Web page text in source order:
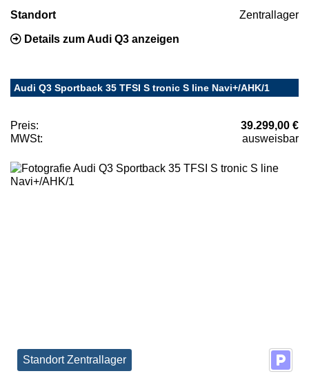
Standort Zentrallager
Details zum Audi Q3 anzeigen
Audi Q3 Sportback 35 TFSI S tronic S line Navi+/AHK/1
Preis:
39.299,00 €
MWSt:
ausweisbar
Standort Zentrallager